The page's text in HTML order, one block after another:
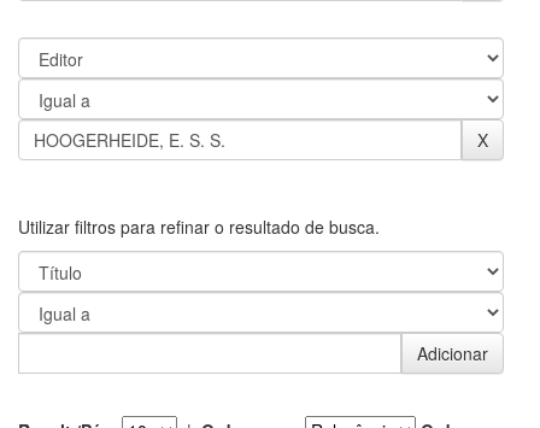
Utilizar filtros para refinar o resultado de busca.